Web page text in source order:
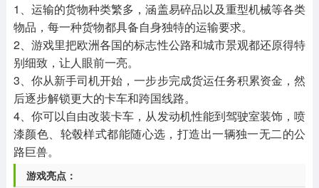
1、运输的货物种类繁多，涵盖易碎品以及重型机械等各类
物品，每一种货物都具备自身独特的运输要求。
2、游戏里把欧洲各国的标志性公路和城市景观都还原得特
别细致，让人眼前一亮。
3、你从新手司机开始，一步步完成货运任务积累资金，然
后逐步解锁更大的卡车和跨国线路。
4、你可以自由改装卡车，从发动机性能到驾驶室装饰，喷
漆颜色、轮毂样式都能随心选，打造出一辆独一无二的公
路巨兽。
游戏亮点：